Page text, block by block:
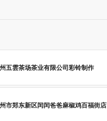
五雲茶场茶业有限公司彩铃制作
市郑东新区闰闰爸爸麻椒鸡百福街店